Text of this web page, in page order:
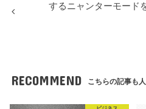
するニャンターモード
RECOMMEND こちらの記事も人